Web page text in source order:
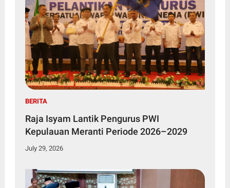
BERITA
Raja Isyam Lantik Pengurus PWI
Kepulauan Meranti Periode 2026–2029
July 29, 2026